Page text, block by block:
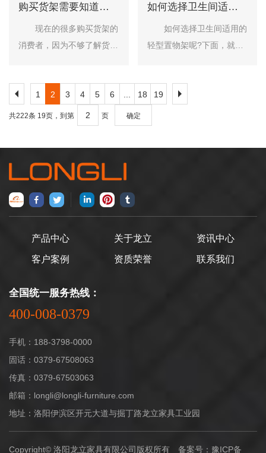
购买货架需要知道的
现在的很多购买货架的
消费者，因为不够了解货
阳市龙立办公家具有限公司
就来跟大家说一说购买货架
的小技巧吧! 1......
如何选择卫生间适用
如何选择卫生间适用的
轻型置物架呢?下面，就跟
下吧! 1.考虑卫生间轻
购一款合适的卫......
1 2 3 4 5 6 18 19
共222条 19页，到第 页 确定
产品中心 关于龙立 资讯中心
客户案例 资质荣誉 联系我们
全国统一服务热线：
400-008-0379
手机：188-3798-0000
固话：0379-67508063
传真：0379-67503063
邮箱：longli@longli-furniture.com
地址：洛阳伊滨区开元大道与掘丁路龙立家具工业园
Copyright© 洛阳龙立家具有限公司版权所有 备案号： 豫ICP备